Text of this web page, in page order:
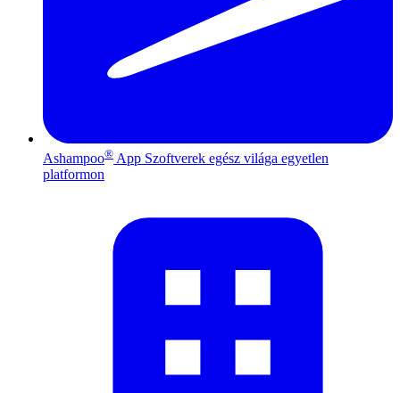
Ashampoo® App Szoftverek egész világa egyetlen
platformon